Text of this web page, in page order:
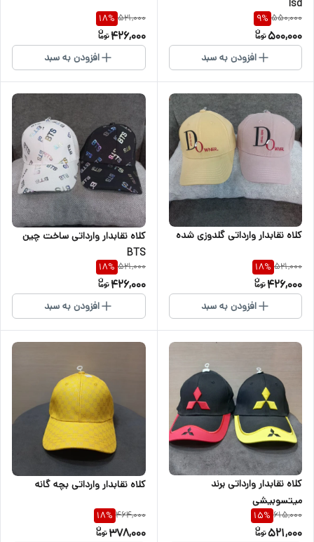
lsd
550,000
9%
500,000
افزودن به سبد
521,000
18%
426,000
افزودن به سبد
کلاه نقابدار وارداتی گلدوزی شده
521,000
18%
426,000
افزودن به سبد
کلاه نقابدار وارداتی ساخت چین
BTS
521,000
18%
426,000
افزودن به سبد
کلاه نقابدار وارداتی برند
میتسوبیشی
615,000
15%
521,000
کلاه نقابدار وارداتی بچه گانه
464,000
18%
378,000